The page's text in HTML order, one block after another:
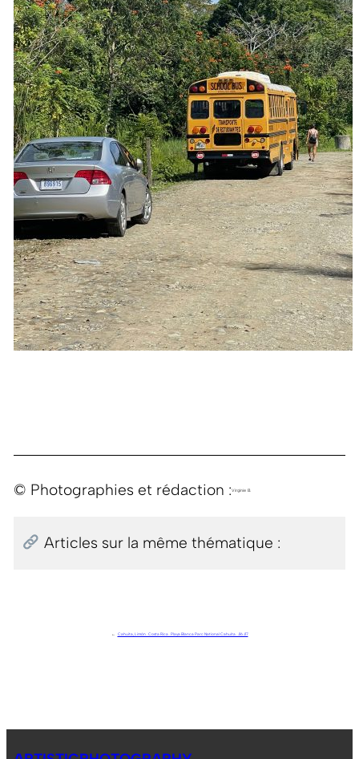
© Photographies et rédaction :Virginie B.
Articles sur la même thématique :
← Cahuita, Limón . Costa Rica . Playa Blanca Parc National Cahuita . J16.J17